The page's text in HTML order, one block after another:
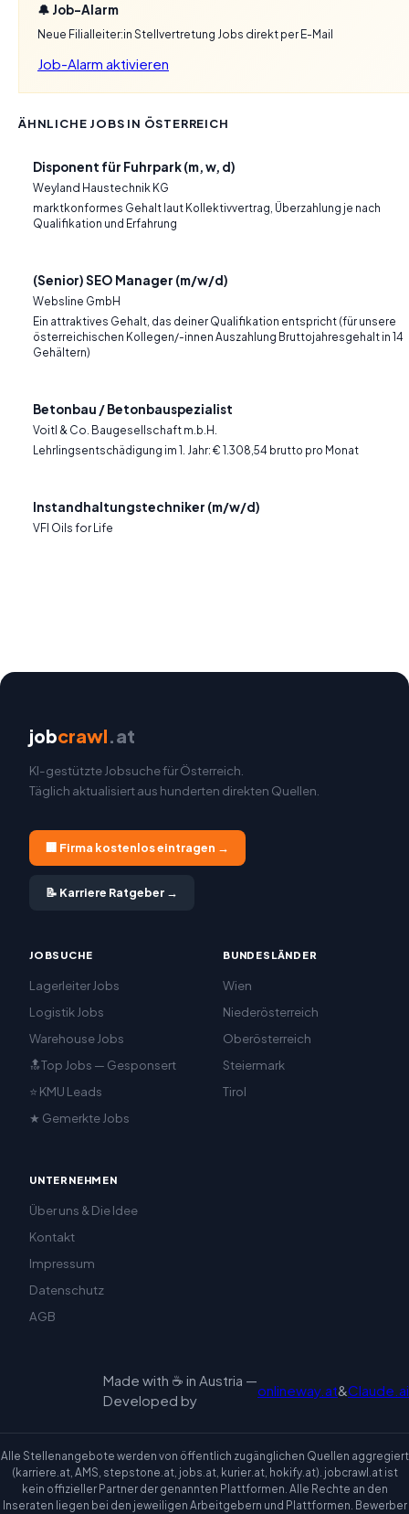
🔔 Job-Alarm
Neue Filialleiter:in Stellvertretung Jobs direkt per E-Mail
Job-Alarm aktivieren
ÄHNLICHE JOBS IN ÖSTERREICH
Disponent für Fuhrpark (m, w, d)
Weyland Haustechnik KG
marktkonformes Gehalt laut Kollektivvertrag, Überzahlung je nach
Qualifikation und Erfahrung
(Senior) SEO Manager (m/w/d)
Websline GmbH
Ein attraktives Gehalt, das deiner Qualifikation entspricht (für unsere
österreichischen Kollegen/-innen Auszahlung Bruttojahresgehalt in 14
Gehältern)
Betonbau / Betonbauspezialist
Voitl & Co. Baugesellschaft m.b.H.
Lehrlingsentschädigung im 1. Jahr: € 1.308,54 brutto pro Monat
Instandhaltungstechniker (m/w/d)
VFI Oils for Life
jobcrawl.at
KI-gestützte Jobsuche für Österreich.
Täglich aktualisiert aus hunderten direkten Quellen.
🏢 Firma kostenlos eintragen →
📝 Karriere Ratgeber →
JOBSUCHE
Lagerleiter Jobs
Logistik Jobs
Warehouse Jobs
🔝Top Jobs — Gesponsert
⭐ KMU Leads
★ Gemerkte Jobs
BUNDESLÄNDER
Wien
Niederösterreich
Oberösterreich
Steiermark
Tirol
UNTERNEHMEN
Über uns & Die Idee
Kontakt
Impressum
Datenschutz
AGB
Made with ☕ in Austria —
Developed by
onlineway.at&Claude.ai
Alle Stellenangebote werden von öffentlich zugänglichen Quellen aggregiert
(karriere.at, AMS, stepstone.at, jobs.at, kurier.at, hokify.at). jobcrawl.at ist
kein offizieller Partner der genannten Plattformen. Alle Rechte an den
Inseraten liegen bei den jeweiligen Arbeitgebern und Plattformen. Bewerber